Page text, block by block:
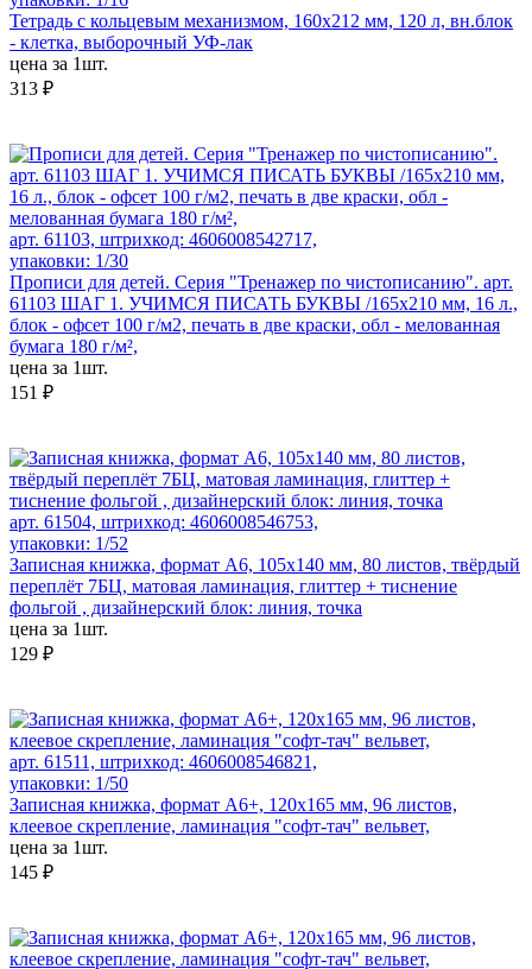
Тетрадь с кольцевым механизмом, 160х212 мм, 120 л, вн.блок
- клетка, выборочный УФ-лак
цена за 1шт.
313 ₽
арт. 61103, штрихкод: 4606008542717,
упаковки: 1/30
Прописи для детей. Серия "Тренажер по чистописанию". арт.
61103 ШАГ 1. УЧИМСЯ ПИСАТЬ БУКВЫ /165х210 мм, 16 л.,
блок - офсет 100 г/м2, печать в две краски, обл - мелованная
бумага 180 г/м²,
цена за 1шт.
151 ₽
арт. 61504, штрихкод: 4606008546753,
упаковки: 1/52
Записная книжка, формат А6, 105х140 мм, 80 листов, твёрдый
переплёт 7БЦ, матовая ламинация, глиттер + тиснение
фольгой , дизайнерский блок: линия, точка
цена за 1шт.
129 ₽
арт. 61511, штрихкод: 4606008546821,
упаковки: 1/50
Записная книжка, формат А6+, 120х165 мм, 96 листов,
клеевое скрепление, ламинация "софт-тач" вельвет,
цена за 1шт.
145 ₽